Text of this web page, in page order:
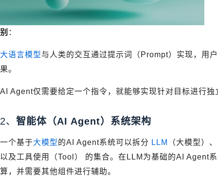
别 ：
大语言模型与人类的交互通过提示词（Prompt）实现，用
果。
AI Agent仅需要给定一个指令，就能够实现针对目标进行
2、 智能体（AI Agent）系统架构
一个基于大模型的AI Agent系统可以拆分 LLM
（大模型）
以及工具使用（Tool） 的集合。在LLM为基础的AI Agent
算，并需要其他组件进行辅助。